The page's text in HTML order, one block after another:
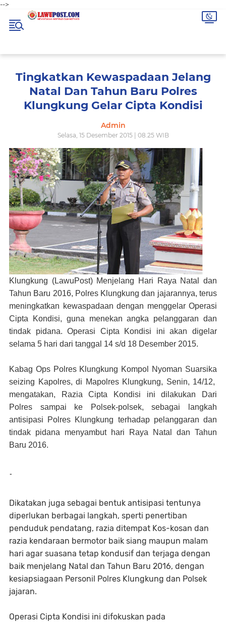
-->
Tingkatkan Kewaspadaan Jelang
Natal Dan Tahun Baru Polres
Klungkung Gelar Cipta Kondisi
Admin
Selasa, 15 Desember 2015 | 08.25 WIB
Klungkung (LawuPost)Menjelang Hari Raya Natal dan
Tahun Baru 2016, Polres Klungkung dan jajarannya, terus
meningkatkan kewaspadaan dengan menggelar Operasi
Cipta Kondisi, guna menekan angka pelanggaran dan
tindak pidana. Operasi Cipta Kondisi ini akan digelar
selama 5 hari dari tanggal 14 s/d 18 Desember 2015.
Kabag Ops Polres Klungkung Kompol Nyoman Suarsika
seizing Kapolres, di Mapolres Klungkung, Senin, 14/12,
mengatakan, Razia Cipta Kondisi ini dilakukan Dari
Polres sampai ke Polsek-polsek, sebagai langkah
antisipasi Polres Klungkung terhadap pelanggaran dan
tindak pidana menyambut hari Raya Natal dan Tahun
Baru 2016.
-
Dikatakan juga sebagai bentuk antisipasi tentunya
diperlukan berbagai langkah, sperti penertiban
penduduk pendatang, razia ditempat Kos-kosan dan
razia kendaraan bermotor baik siang maupun malam
hari agar suasana tetap kondusif dan terjaga dengan
baik menjelang Natal dan Tahun Baru 2016, dengan
kesiapsiagaan Personil Polres Klungkung dan Polsek
jajaran.
Operasi Cipta Kondisi ini difokuskan pada